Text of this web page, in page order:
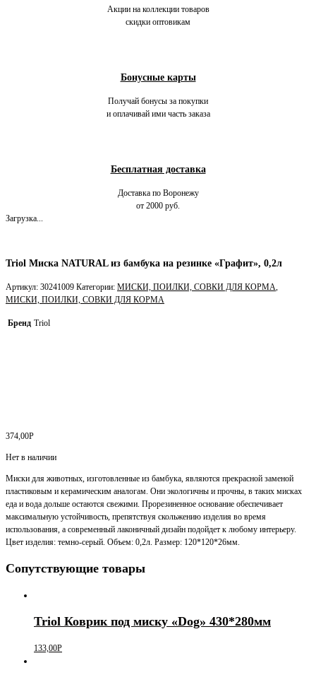
Акции на коллекции товаров
скидки оптовикам
Бонусные карты
Получай бонусы за покупки
и оплачивай ими часть заказа
Бесплатная доставка
Доставка по Воронежу
от 2000 руб.
Загрузка...
Triol Миска NATURAL из бамбука на резинке «Графит», 0,2л
Артикул: 30241009 Категории: МИСКИ, ПОИЛКИ, СОВКИ ДЛЯ КОРМА,
МИСКИ, ПОИЛКИ, СОВКИ ДЛЯ КОРМА
Бренд Triol
374,00Р
Нет в наличии
Миски для животных, изготовленные из бамбука, являются прекрасной заменой
пластиковым и керамическим аналогам. Они экологичны и прочны, в таких мисках
еда и вода дольше остаются свежими. Прорезиненное основание обеспечивает
максимальную устойчивость, препятствуя скольжению изделия во время
использования, а современный лаконичный дизайн подойдет к любому интерьеру.
Цвет изделия: темно-серый. Объем: 0,2л. Размер: 120*120*26мм.
Сопутствующие товары
Triol Коврик под миску «Dog» 430*280мм
133,00Р